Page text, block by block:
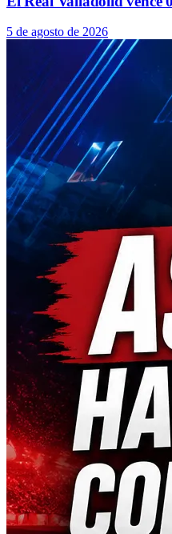
5 de agosto de 2026